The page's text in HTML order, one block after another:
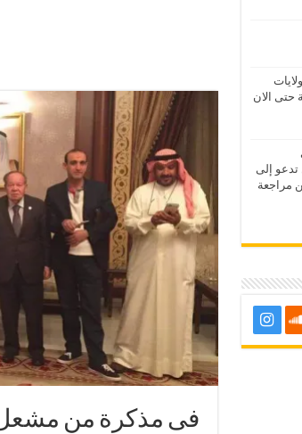
فى مذكرة من مشعل
٢٠٢٠ الولايات
حتى الان
تدعو إلى
مراجعة